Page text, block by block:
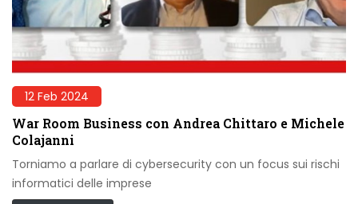
12 Feb 2024
War Room Business con Andrea Chittaro e Michele
Colajanni
Torniamo a parlare di cybersecurity con un focus sui rischi
informatici delle imprese